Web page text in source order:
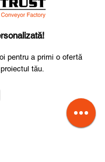
pentru a primi o ofertă
tău.